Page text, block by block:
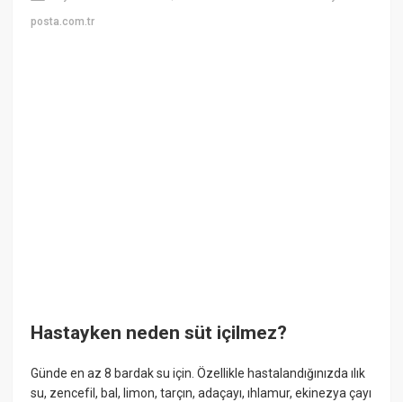
posta.com.tr
Hastayken neden süt içilmez?
Günde en az 8 bardak su için. Özellikle hastalandığınızda ılık
su, zencefil, bal, limon, tarçın, adaçayı, ıhlamur, ekinezya çayı